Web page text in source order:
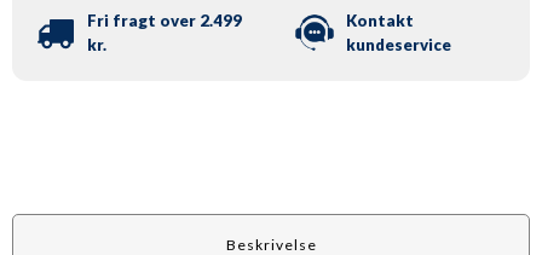
Verdensmål
antal
Fri fragt over 2.499
kr.
Kontakt
kundeservice
Beskrivelse